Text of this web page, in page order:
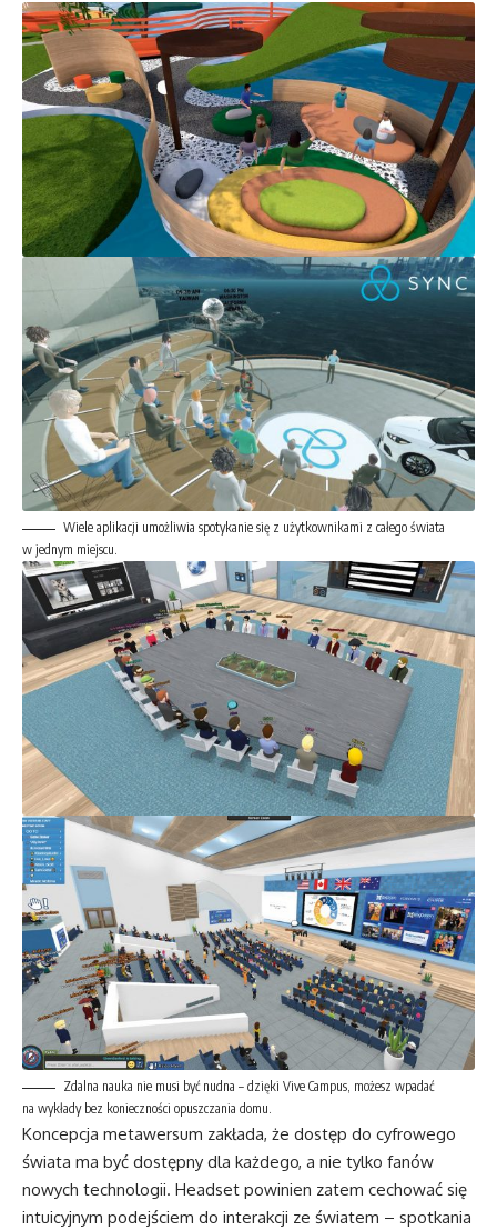
Wiele aplikacji umożliwia spotykanie się z użytkownikami z całego świata
w jednym miejscu.
Zdalna nauka nie musi być nudna – dzięki Vive Campus, możesz wpadać
na wykłady bez konieczności opuszczania domu.
Koncepcja metawersum zakłada, że dostęp do cyfrowego
świata ma być dostępny dla każdego, a nie tylko fanów
nowych technologii. Headset powinien zatem cechować się
intuicyjnym podejściem do interakcji ze światem – spotkania